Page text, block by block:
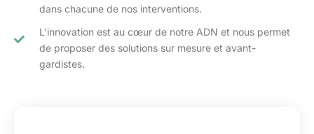
dans chacune de nos interventions.
L'innovation est au cœur de notre ADN et nous permet
de proposer des solutions sur mesure et avant-
gardistes.